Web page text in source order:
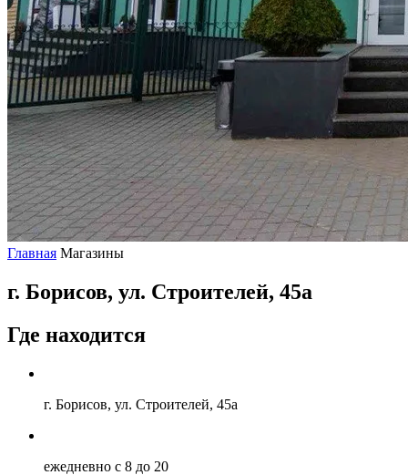
Главная Магазины
г. Борисов, ул. Строителей, 45а
Где находится
г. Борисов, ул. Строителей, 45а
ежедневно c 8 до 20